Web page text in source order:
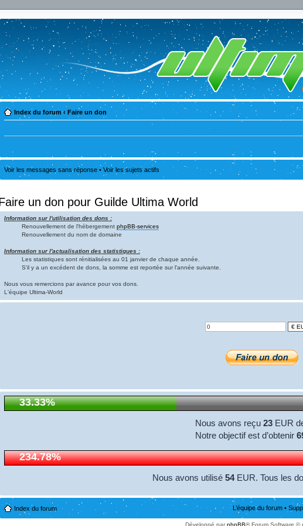
Index du forum ‹ Faire un don
Voir les messages sans réponse • Voir les sujets actifs
un don pour Guilde Ultima World
Information sur l'utilisation des dons :
Renouvellement de l'hébergement phpBB-services
Renouvellement du nom de domaine
Information sur l'actualisation des statistiques :
Les statistiques sont rénitialisées au 01 janvier de chaque année.
S'il y a un excédent de dons, la somme est reportée sur l'année suivante.
Nous vous remercions par avance pour vos dons.
L'équipe Ultima-World
33.33%
Nous avons reçu 23 EUR
Notre objectif est d’obtenir
234.78%
Nous avons utilisé 54EUR. Tous les
Index du forum L’équipe du forum •
Développé parphpBB® Forum Software ©